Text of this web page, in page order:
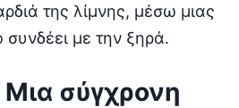
της λίμνης, μέσω μιας
με την ξηρά.
Μια σύγχρονη